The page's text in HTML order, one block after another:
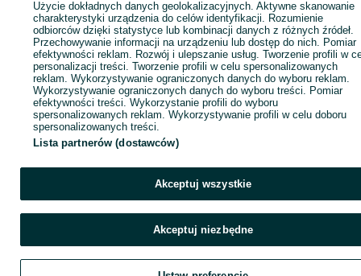
Użycie dokładnych danych geolokalizacyjnych. Aktywne skanowanie
charakterystyki urządzenia do celów identyfikacji. Rozumienie
odbiorców dzięki statystyce lub kombinacji danych z różnych źródeł.
Przechowywanie informacji na urządzeniu lub dostęp do nich. Pomiar
efektywności reklam. Rozwój i ulepszanie usług. Tworzenie profili w
personalizacji treści. Tworzenie profili w celu spersonalizowanych
reklam. Wykorzystywanie ograniczonych danych do wyboru reklam.
Wykorzystywanie ograniczonych danych do wyboru treści. Pomiar
efektywności treści. Wykorzystanie profili do wyboru
spersonalizowanych reklam. Wykorzystywanie profili w celu doboru
spersonalizowanych treści.
Lista partnerów (dostawców)
Akceptuj wszystkie
Akceptuj niezbędne